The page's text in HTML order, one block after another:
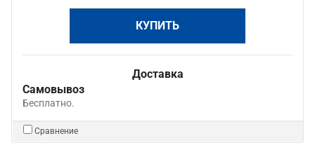
КУПИТЬ
Доставка
Самовывоз
Бесплатно.
Сравнение